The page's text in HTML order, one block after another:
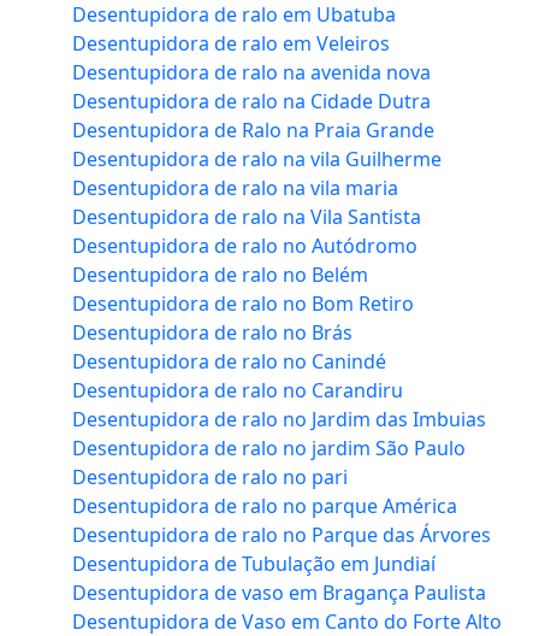
Desentupidora de ralo em Ubatuba
Desentupidora de ralo em Veleiros
Desentupidora de ralo na avenida nova
Desentupidora de ralo na Cidade Dutra
Desentupidora de Ralo na Praia Grande
Desentupidora de ralo na vila Guilherme
Desentupidora de ralo na vila maria
Desentupidora de ralo na Vila Santista
Desentupidora de ralo no Autódromo
Desentupidora de ralo no Belém
Desentupidora de ralo no Bom Retiro
Desentupidora de ralo no Brás
Desentupidora de ralo no Canindé
Desentupidora de ralo no Carandiru
Desentupidora de ralo no Jardim das Imbuias
Desentupidora de ralo no jardim São Paulo
Desentupidora de ralo no pari
Desentupidora de ralo no parque América
Desentupidora de ralo no Parque das Árvores
Desentupidora de Tubulação em Jundiaí
Desentupidora de vaso em Bragança Paulista
Desentupidora de Vaso em Canto do Forte Alto